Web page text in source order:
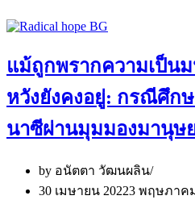
แม้ถูกพรากความเป็น
หวังยังคงอยู่: กรณีศึก
นาซีผ่านมุมมองมานุษ
by อนัตตา วัฒนผลิน
30 เมษายน 20223 พฤษภาค